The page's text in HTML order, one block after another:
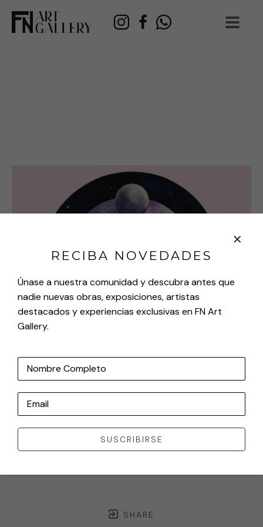
SHARE
RECIBA NOVEDADES
Únase a nuestra comunidad y descubra antes que
nadie nuevas obras, exposiciones, artistas
destacados y experiencias exclusivas en FN Art
Gallery.
Nombre Completo
Email
SUSCRIBIRSE